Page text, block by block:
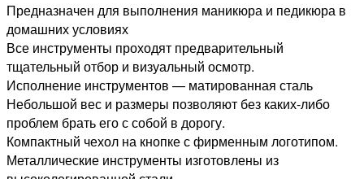
Предназначен для выполнения маникюра и педикюра в
домашних условиях
Все инструменты проходят предварительный
тщательный отбор и визуальный осмотр.
Исполнение инструментов — матированная сталь
Небольшой вес и размеры позволяют без каких-либо
проблем брать его с собой в дорогу.
Компактный чехол на кнопке с фирменным логотипом.
Металлические инструменты изготовлены из